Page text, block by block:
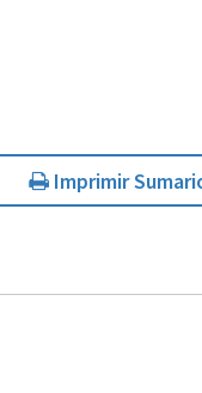
Imprimir